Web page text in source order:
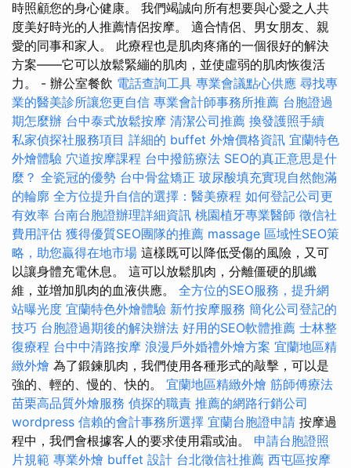
時照顧您的身心健康。 我們竭誠向所有想要與心愛之人共
度美好時光的人推薦情侶按摩。 適合情侶、男女朋友、親
愛的同事和家人。 此療程也是肌肉疼痛的一個很好的解決
方案——它可以放鬆緊繃的肌肉，並使虛弱的肌肉恢復活
力。 - 辦公室餐飲 電話查詢工具 專業會議點心供應 尋找專
業的醫美診所讓您更自信 專業會計師事務所推薦 台胞證過
期怎麼辦 台中泰式放鬆按摩 清潔公司推薦 換發護照手續
私家偵探社服務項目 詳細的 buffet 外燴價格資訊 宜蘭特色
外燴體驗 穴道按摩課程 台中撥筋療法 SEO的真正意思是什
麼？ 全瓷冠的優勢 台中骨盆矯正 玻尿酸填充實現自然飽滿
的輪廓 全方位提升自信的選擇：醫美療程 如何登記公司更
有效率 台南台胞證辦理詳細資訊 桃園植牙專業醫師 徵信社
費用評估 獲得優質SEO團隊的推薦 massage 區域性SEO策
略，助您贏得在地市場 這樣既可以降低受傷的風險，又可
以讓身體充電休息。 這可以放鬆肌肉，分離僵硬的肌纖
維，並增加肌肉的血液供應。 全方位的SEO服務，提升網
站曝光度 宜蘭特色外燴體驗 新竹按摩服務 簡化公司登記的
技巧 台胞證過期後的解決辦法 好用的SEO軟體推薦 士林整
復療程 台中中清路按摩 浪漫戶外婚禮外燴方案 宜蘭地區精
緻外燴 為了鍛鍊肌肉，我們使用各種形式的敲擊，可以是
強的、輕的、慢的、快的。 宜蘭地區精緻外燴 筋師傅療法
苗栗高品質外燴服務 偵探的職責 推薦的網路行銷公司
wordpress 信賴的會計事務所選擇 宜蘭台胞證申請 按摩過
程中，我們會根據客人的要求使用霜或油。 申請台胞證照
片規範 專業外燴 buffet 設計 台北徵信社推薦 西屯區按摩